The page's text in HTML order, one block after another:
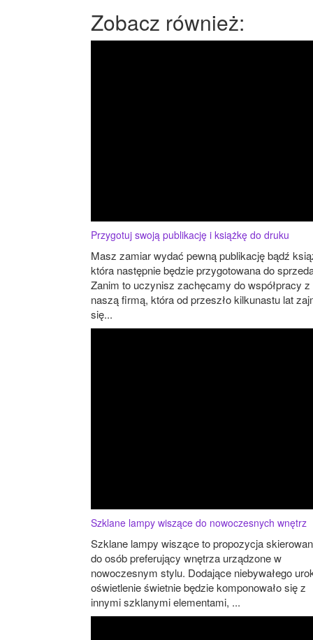
Zobacz również:
Przygotuj swoją publikację i książkę do druku
Masz zamiar wydać pewną publikację bądź
która następnie będzie przygotowana do
Zanim to uczynisz zachęcamy do współpracy z
naszą firmą, która od przeszło kilkunastu lat
się...
Szklane lampy wiszące do nowoczesnych wnętrz
Szklane lampy wiszące to propozycja
do osób preferujący wnętrza urządzone w
nowoczesnym stylu. Dodające niebywałego
oświetlenie świetnie będzie komponowało się z
innymi szklanymi elementami, ...